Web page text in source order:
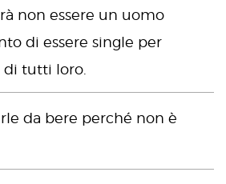
non essere un uomo
di essere single per
tutti loro.
da bere perché non è